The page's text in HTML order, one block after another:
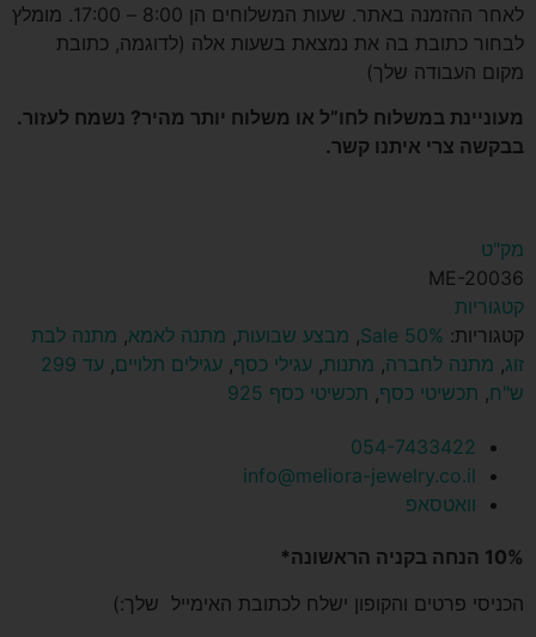
לאחר ההזמנה באתר. שעות המשלוחים הן 8:00 – 17:00. מומלץ
לבחור כתובת בה את נמצאת בשעות אלה (לדוגמה, כתובת
מקום העבודה שלך)
מעוניינת במשלוח לחו”ל או משלוח יותר מהיר? נשמח לעזור.
בבקשה צרי איתנו קשר.
מק"ט
ME-20036
קטגוריות
קטגוריות: Sale 50%
, מבצע שבועות, מתנה לאמא, מתנה לבת
זוג, מתנה לחברה, מתנות, עגילי כסף, עגילים תלויים,
עד 299
ש"ח, תכשיטי כסף, תכשיטי כסף 925
054-7433422
info@meliora-jewelry.co.il
וואטסאפ
10% הנחה בקניה הראשונה*
הכניסי פרטים והקופון ישלח לכתובת האימייל שלך:)